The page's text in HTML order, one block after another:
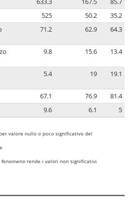
633.3 167.5
85.7
525 50.2
35.2
71.2 62.9 64.3
9.8 15.6 13.4
5.4 19 19.1
67.1 76.9
81.4
9.6 6.1 5
valore nullo o poco significativo del
rende i valori non significativi